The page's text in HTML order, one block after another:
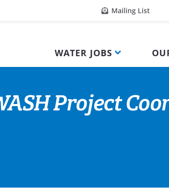
Mailing List
WATER JOBS
Project